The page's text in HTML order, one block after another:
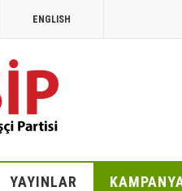
ENGLISH
YAYINLAR